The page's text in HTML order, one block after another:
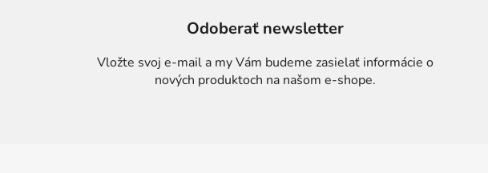
Odoberať newsletter
Vložte svoj e-mail a my Vám budeme zasielať informácie o
nových produktoch na našom e-shope.